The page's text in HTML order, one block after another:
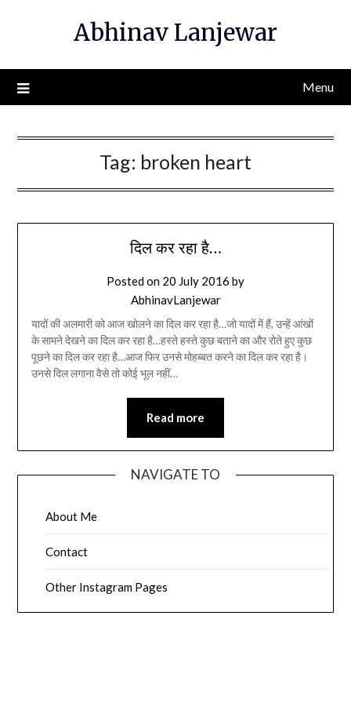
Abhinav Lanjewar
Menu
Tag: broken heart
दिल कर रहा है…
Posted on 20 July 2016 by
AbhinavLanjewar
यादों की अलमारी को आज खोलने का दिल कर रहा है…जो यादों में हैं, उन्हें आंखों
के सामने देखने का दिल कर रहा है…हस्ते हस्ते कुछ बताने का और रोते हुए कुछ
पूछने का दिल कर रहा है…आज फिर उनसे मोहब्बत करने का दिल कर रहा है।
उनसे दिल लगाना वैसे तो कोई भूल नहीं…
Read more
NAVIGATE TO
About Me
Contact
Other Instagram Pages